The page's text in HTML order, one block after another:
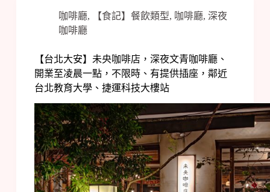
咖啡廳, 【食記】餐飲類型, 咖啡廳, 深夜
咖啡廳
【台北大安】未央咖啡店，深夜文青咖啡廳、
開業至凌晨一點，不限時、有提供插座，鄰近
台北教育大學、捷運科技大樓站